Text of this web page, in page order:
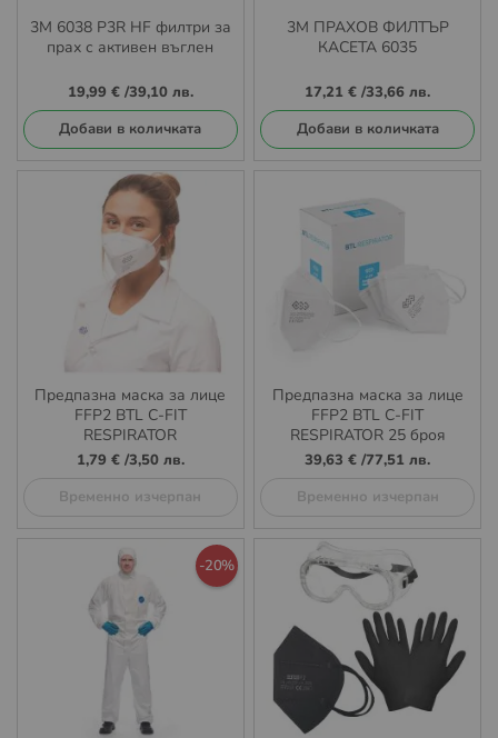
3М 6038 P3R HF филтри за
прах с активен въглен
19,99 €/39,10 лв.
Добави в количката
3M ПРАХОВ ФИЛТЪР
КАСЕТА 6035
17,21 € /33,66 лв.
Добави в количката
Предпазна маска за лице
FFP2 BTL C-FIT
RESPIRATOR
1,79 €/3,50 лв.
Временно изчерпан
Предпазна маска за лице
FFP2 BTL C-FIT
RESPIRATOR 25 броя
39,63 € /77,51 лв.
Временно изчерпан
-20%